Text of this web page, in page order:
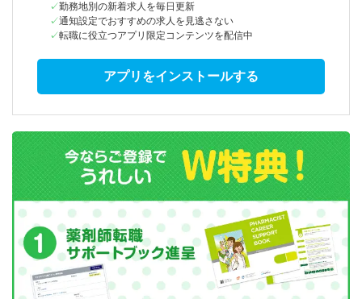
勤務地別の新着求人を毎日更新
通知設定でおすすめの求人を見逃さない
転職に役立つアプリ限定コンテンツを配信中
アプリをインストールする